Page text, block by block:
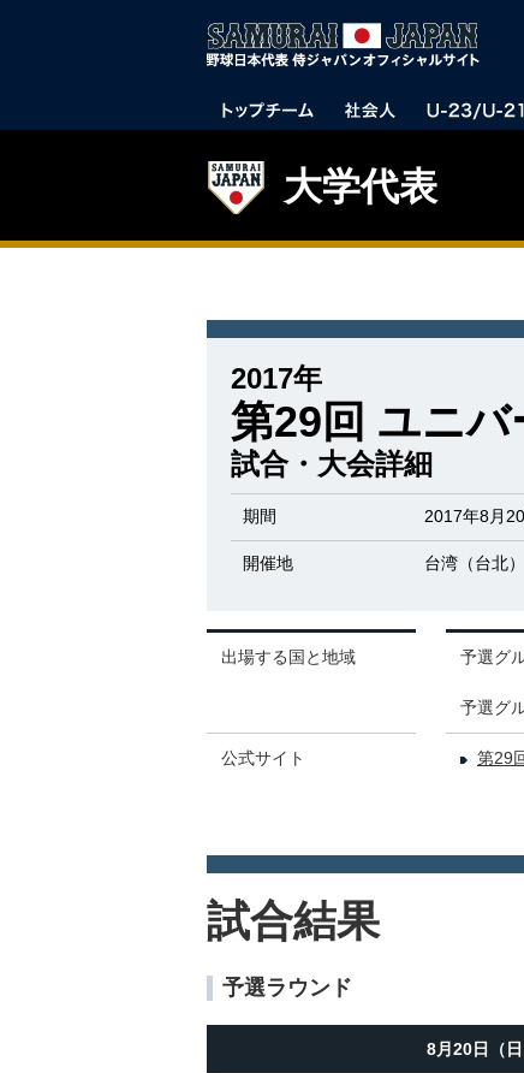
大学代表
2017年
第29回 ユニ
試合・大会詳細
期間 2017年8月
開催地 台湾（台北）
出場する国と地域 予選グ
予選グ
公式サイト 第29
試合結果
予選ラウンド
8月20日（日